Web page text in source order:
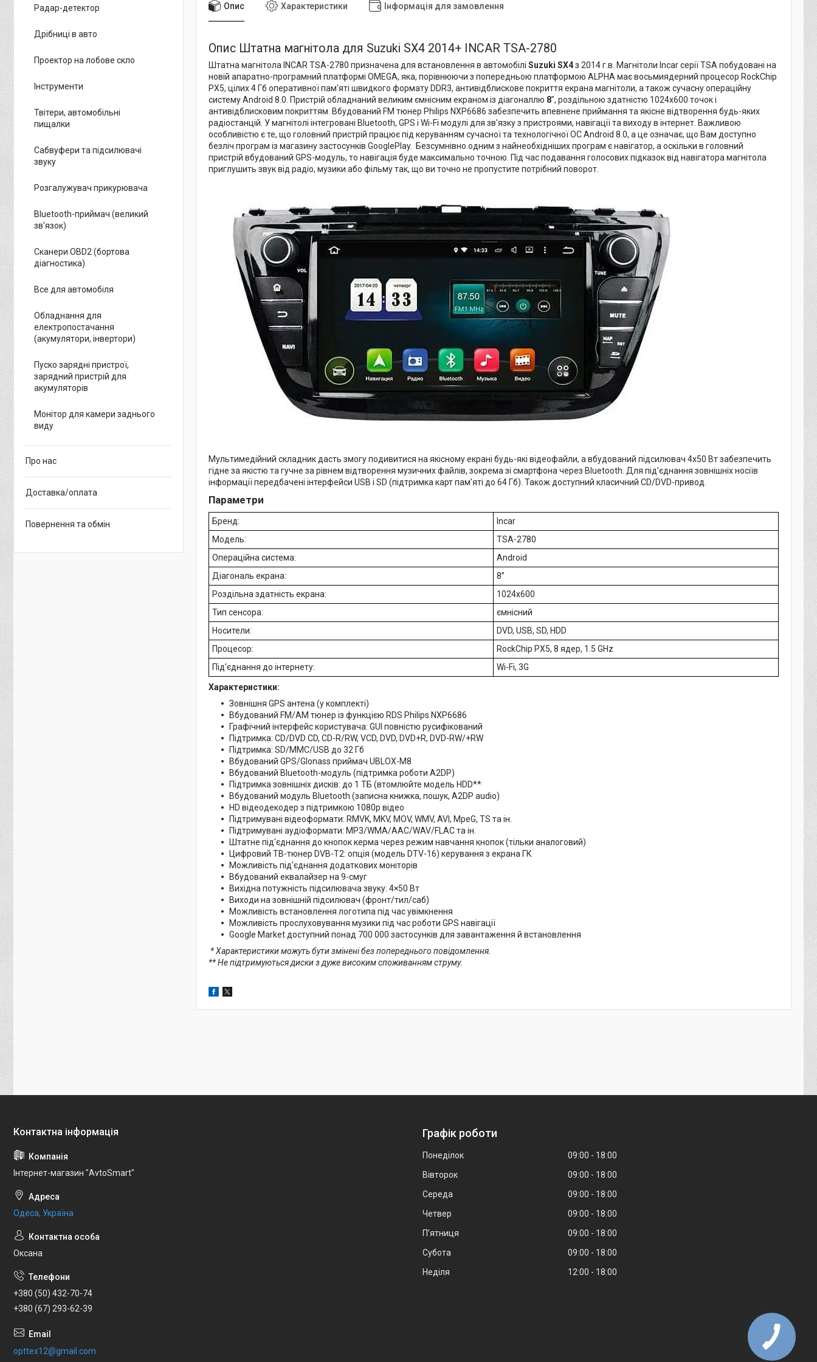
Опис Характеристики Інформація для замовлення
Опис Штатна магнітола для Suzuki SX4 2014+ INCAR TSA-2780
Штатна магнітола INCAR TSA-2780 призначена для встановлення в автомобілі Suzuki SX4з 2014 г.в. Магнітоли Incar серії TSA побудовані на
новій апаратно-програмний платформі OMEGA, яка, порівнюючи з попередньою платформою ALPHA має восьмиядерний процесор RockChip
PX5, цілих 4 Гб оперативної пам'яті швидкого формату DDR3, антивідблискове покриття екрана магнітоли, а також сучасну операційну
систему Android 8.0. Пристрій обладнаний великим ємнісним екраном із діагоналлю 8", роздільною здатністю 1024х600 точок і
антивідблисковим покриттям. Вбудований FM тюнер Philips NXP6686 забезпечить впевнене приймання та якісне відтворення будь-яких
радіостанцій. У магнітолі інтегровані Bluetooth, GPS і Wi-Fi модулі для зв'язку з пристроями, навігації та виходу в інтернет. Важливою
особливістю є те, що головний пристрій працює під керуванням сучасної та технологічної ОС Android 8.0, а це означає, що Вам доступно
безліч програм із магазину застосунків GooglePlay. Безсумнівно одним з найнеобхідніших програм є навігатор, а оскільки в головний
пристрій вбудований GPS-модуль, то навігація буде максимально точною. Під час подавання голосових підказок від навігатора магнітола
приглушить звук від радіо, музики або фільму так, що ви точно не пропустите потрібний поворот.
Мультимедійний складник дасть змогу подивитися на якісному екрані будь-які відеофайли, а вбудований підсилювач 4х50 Вт забезпечить
гідне за якістю та гучне за рівнем відтворення музичних файлів, зокрема зі смартфона через Bluetooth. Для під'єднання зовнішніх носіїв
інформації передбачені інтерфейси USB і SD (підтримка карт пам'яті до 64 Гб). Також доступний класичний CD/DVD-привод.
Параметри
Бренд:
Incar
Модель:
TSA-2780
Операційна система:
Android
Діагональ екрана:
8”
Роздільна здатність екрана:
1024x600
Тип сенсора:
ємнісний
Носители:
DVD, USB, SD, HDD
Процесор:
RockChip PX5, 8 ядер, 1.5 GHz
Під'єднання до інтернету:
Wi-Fi, 3G
Характеристики:
Зовнішня GPS антена (у комплекті)
Вбудований FM/AM тюнер із функцією RDS Philips NXP6686
Графічний інтерфейс користувача: GUI повністю русифікований
Підтримка: CD/DVD CD, CD-R/RW, VCD, DVD, DVD+R, DVD-RW/+RW
Підтримка: SD/MMC/USB до 32 Гб
Вбудований GPS/Glonass приймач UBLOX-M8
Вбудований Bluetooth-модуль (підтримка роботи A2DP)
Підтримка зовнішніх дисків: до 1 ТБ (втомлюйте модель HDD**
Вбудований модуль Bluetooth (записна книжка, пошук, A2DP audio)
HD відеодекодер з підтримкою 1080p відео
Підтримувані відеоформати: RMVK, MKV, MOV, WMV, AVI, MpeG, TS та ін.
Підтримувані аудіоформати: MP3/WMA/AAC/WAV/FLAC та ін.
Штатне під'єднання до кнопок керма через режим навчання кнопок (тільки аналоговий)
Цифровий ТВ-тюнер DVB-T2: опція (модель DTV-16) керування з екрана ГК
Можливість під'єднання додаткових моніторів
Вбудований еквалайзер на 9-смуг
Вихідна потужність підсилювача звуку: 4×50 Вт
Виходи на зовнішній підсилювач (фронт/тил/саб)
Можливість встановлення логотипа під час увімкнення
Можливість прослуховування музики під час роботи GPS навігації
Google Market доступний понад 700 000 застосунків для завантаження й встановлення
* Характеристики можуть бути змінені без попереднього повідомлення.
** Не підтримуються диски з дуже високим споживанням струму.
Радар-детектор
Дрібниці в авто
Проектор на лобове скло
Інструменти
Твітери, автомобільні
пищалки
Сабвуфери та підсилювачі
звуку
Розгалужувач прикурювача
Bluetooth-приймач (великий
зв'язок)
Сканери OBD2 (бортова
діагностика)
Все для автомобіля
Обладнання для
електропостачання
(акумулятори, інвертори)
Пуско зарядні пристрої,
зарядний пристрій для
акумуляторів
Монітор для камери заднього
виду
Про нас
Доставка/оплата
Повернення та обмін
Інтернет-магазин "AvtoSmart"
Одеса, Україна
Оксана
+380 (50) 432-70-74
+380 (67) 293-62-39
opttex12@gmail.com
Графік роботи
Понеділок 09:00
18:00
Вівторок
09:00
18:00
Середа
09:00
18:00
Четвер
09:00
18:00
Пʼятниця
09:00
18:00
Субота
09:00
18:00
Неділя
12:00 18:00